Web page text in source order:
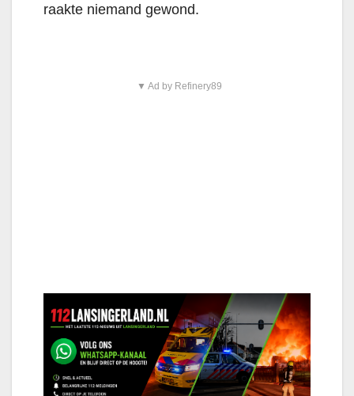
raakte niemand gewond.
▼ Ad by Refinery89